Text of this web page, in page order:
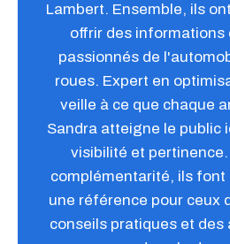
Lambert. Ensemble, ils
offrir des informations
passionnés de
roues. Expert en
veille à ce que chaque
Sandra atteigne le public
visibilité et
complémentarité, ils
une référence pour ceux
conseils pratiques et